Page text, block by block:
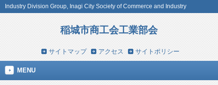
Industry Division Group, Inagi City Society of Commerce and Industry
稲城市商工会工業部会
サイトマップ アクセス サイトポリシー
MENU